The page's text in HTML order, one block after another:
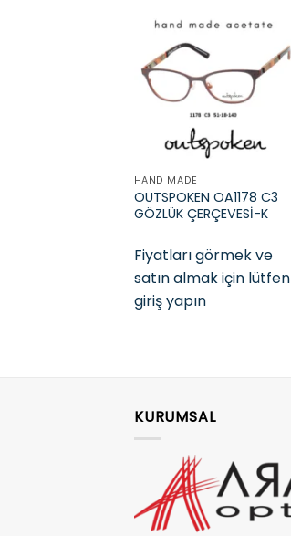
Add to
wishlist
HAND MADE
OUTSPOKEN OA1178 C3
GÖZLÜK ÇERÇEVESİ-K
Fiyatları görmek ve
satın almak için lütfen
giriş yapın
KURUMSAL